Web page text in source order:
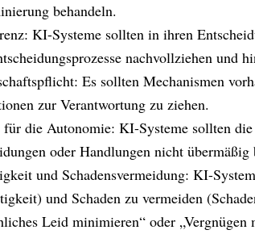
behandeln.
KI-Systeme sollten in ihren
nachvollziehen und
Es sollten Mechanismen
zur Verantwortung zu ziehen.
für die Autonomie: KI-Systeme sollten
oder Handlungen nicht übermäßig
und Schadensvermeidung: KI-
und Schaden zu vermeiden
Leid minimieren“ oder